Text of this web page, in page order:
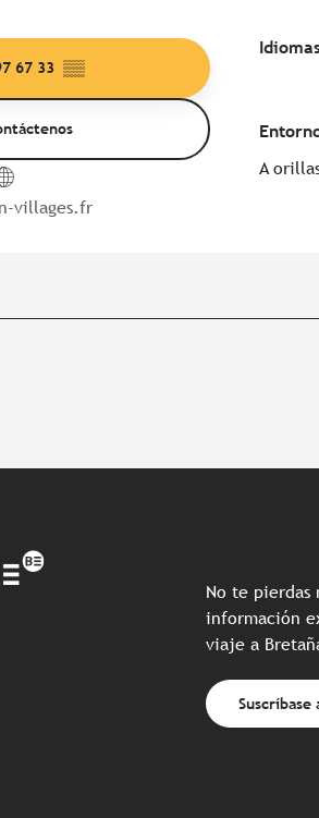
67 33 ▒▒
villages.fr
A
No te
información
viaje a